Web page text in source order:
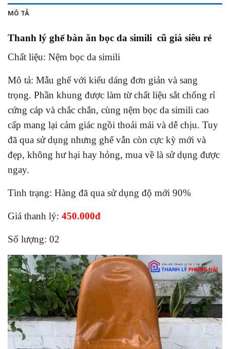
MÔ TẢ
Thanh lý ghế bàn ăn bọc da simili cũ giá siêu rẻ
Chất liệu: Nệm bọc da simili
Mô tả: Mẫu ghế với kiểu dáng đơn giản và sang
trọng. Phần khung được làm từ chất liệu sắt chống rỉ
cứng cáp và chắc chắn, cùng nệm bọc da simili cao
cấp mang lại cảm giác ngồi thoải mái và dễ chịu. Tuy
đã qua sử dụng nhưng ghế vẫn còn cực kỳ mới và
đẹp, không hư hại hay hỏng, mua về là sử dụng được
ngay.
Tình trạng: Hàng đã qua sử dụng độ mới 90%
Giá thanh lý: 450.000đ
Số lượng: 02